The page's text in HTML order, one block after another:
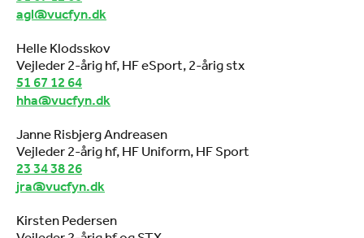
agl@vucfyn.dk
Helle Klodsskov
Vejleder 2-årig hf, HF eSport, 2-årig stx
51 67 12 64
hha@vucfyn.dk
Janne Risbjerg Andreasen
Vejleder 2-årig hf, HF Uniform, HF Sport
23 34 38 26
jra@vucfyn.dk
Kirsten Pedersen